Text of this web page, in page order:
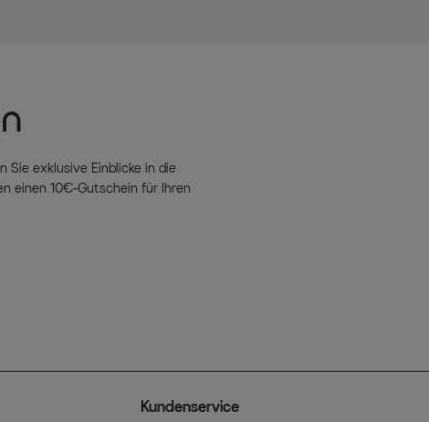
Sie exklusive Einblicke in die
einen 10€-Gutschein für Ihren
Kundenservice